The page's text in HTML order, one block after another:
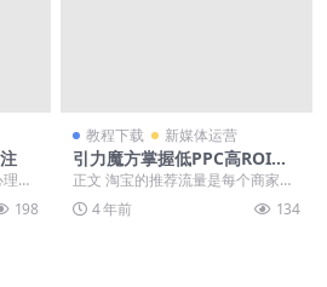
也
会
198
教程下载 新媒体运营
引力魔方掌握低PPC高ROI玩
法
正文 淘宝的推荐流量是每个商家重
要的流量来源，玩好引力魔方，能
让你快速打标，低成...
4 年前 134